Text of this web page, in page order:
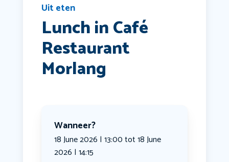
Uit eten
Lunch in Café
Restaurant
Morlang
Wanneer?
18 June 2026 | 13:00 tot 18 June
2026 | 14:15